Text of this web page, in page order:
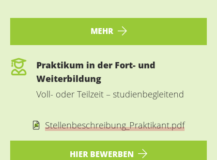
MEHR
Praktikum in der Fort- und
Weiterbildung
Voll- oder Teilzeit – studienbegleitend
Stellenbeschreibung_Praktikant.pdf
HIER BEWERBEN